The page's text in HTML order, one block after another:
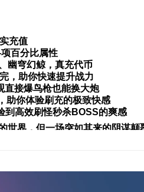
充值
百分比属性
幽穹幻鲸，真充代币
，助你快速提升战力
直接爆鸟枪也能换大炮
助你体验刷充的极致快感
到高效刷怪秒杀BOSS的爽感
世界，但一场突如其来的阴谋颠